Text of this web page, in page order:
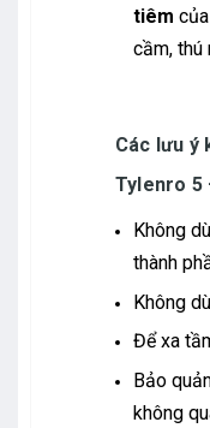
tiêm của
cầm, thú
Các lưu ý
Tylenro 5
Không
thành
Không
Để xa
Bảo
không